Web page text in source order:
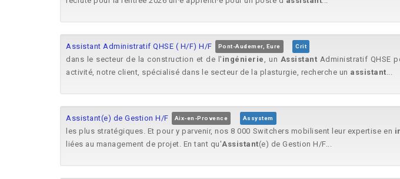
Assistant Administratif QHSE ( H/F) H/F Pont-Audemer, Eure Crit
dans le secteur de la construction et de l' ingénierie , un Assistant Administratif QHSE
activité, notre client, spécialisé dans le secteur de la plasturgie, recherche un assistant...
Assistant(e) de Gestion H/F Aix-en-Provence Assystem
les plus stratégiques. Et pour y parvenir, nos 8 000 Switchers mobilisent leur expertise en
liées au management de projet. En tant qu'Assistant(e) de Gestion H/F...